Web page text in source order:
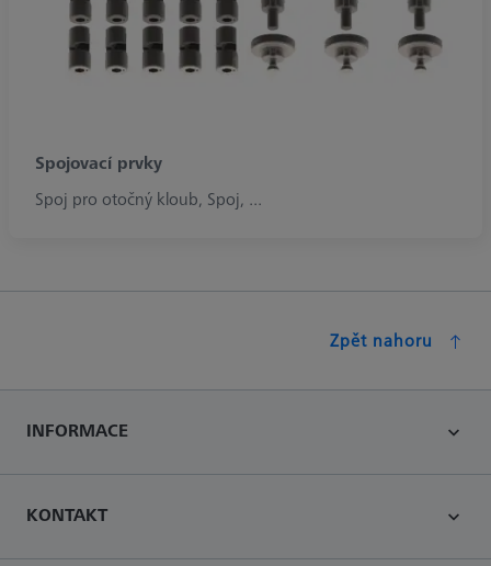
Spojovací prvky
Spoj pro otočný kloub, Spoj, ...
Zpět nahoru
INFORMACE
KONTAKT